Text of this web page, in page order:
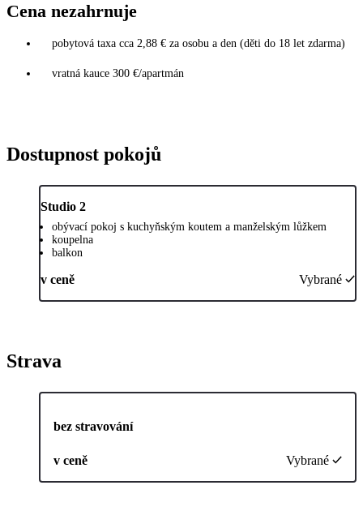
Cena nezahrnuje
pobytová taxa cca 2,88 € za osobu a den (děti do 18 let zdarma)
vratná kauce 300 €/apartmán
Dostupnost pokojů
Studio 2
obývací pokoj s kuchyňským koutem a manželským lůžkem
koupelna
balkon
v ceně Vybrané
Strava
bez stravování
v ceně Vybrané